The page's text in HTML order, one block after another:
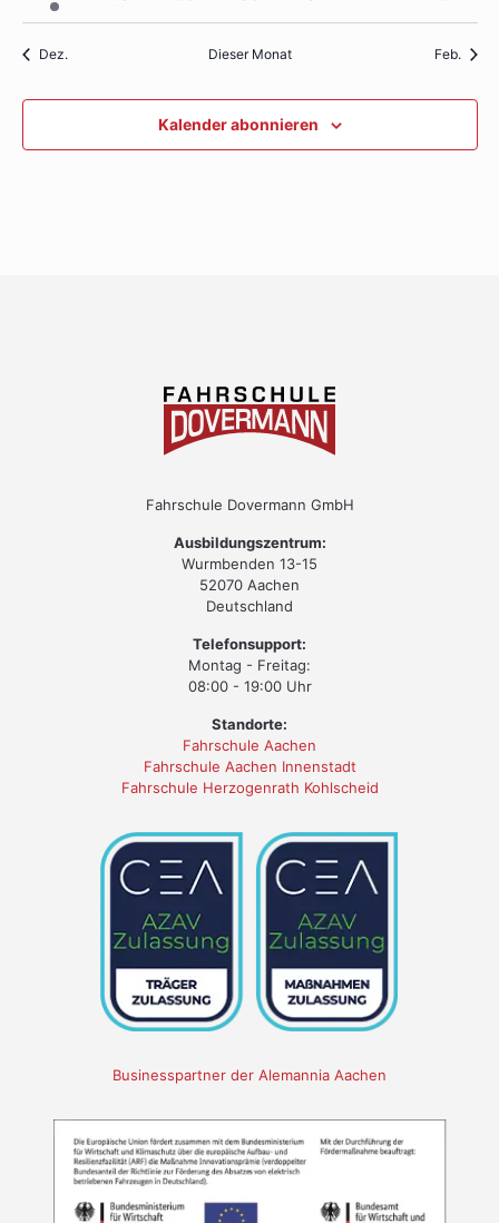
VeranstaltungVeranstaltungen
Veranstaltungen
VeranstaltungenVeranstaltungen
Dez. Dieser Monat Feb.
Kalender abonnieren
Fahrschule Dovermann GmbH
Ausbildungszentrum:
Wurmbenden 13-15
52070 Aachen
Deutschland
Telefonsupport:
Montag - Freitag:
08:00 - 19:00 Uhr
Standorte:
Fahrschule Aachen
Fahrschule Aachen Innenstadt
Fahrschule Herzogenrath Kohlscheid
Businesspartner der Alemannia Aachen